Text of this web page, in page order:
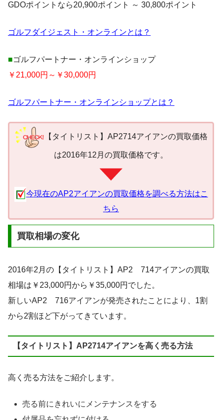
GDOポイントなら20,900ポイント ～ 30,800ポイント
ゴルフダイジェスト・オンラインとは？
■ゴルフパートナー・オンラインショップ
￥21,000円～￥30,000円
ゴルフパートナー・オンラインショップとは？
【タイトリスト】AP2714アイアンの買取価格
は2016年12月の買取価格です。
今現在のAP2アイアンの買取価格を調べる方法はこ
ちら
買取相場の変化
2016年2月の【タイトリスト】AP2 714アイアンの買取
相場は￥23,000円から￥35,000円でした。
新しいAP2 716アイアンが発売されたことにより、1割
から2割ほど下がってきています。
【タイトリスト】AP2714アイアンを高く売る方法
高く売る方法をご紹介します。
売る前にきれいにメンテナンスをする